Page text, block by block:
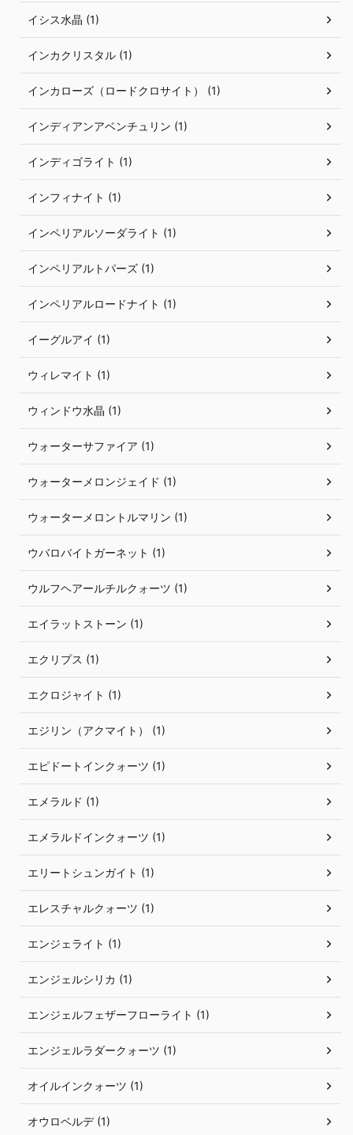
イシス水晶 (1)
インカクリスタル (1)
インカローズ（ロードクロサイト） (1)
インディアンアベンチュリン (1)
インディゴライト (1)
インフィナイト (1)
インペリアルソーダライト (1)
インペリアルトパーズ (1)
インペリアルロードナイト (1)
イーグルアイ (1)
ウィレマイト (1)
ウィンドウ水晶 (1)
ウォーターサファイア (1)
ウォーターメロンジェイド (1)
ウォーターメロントルマリン (1)
ウバロバイトガーネット (1)
ウルフヘアールチルクォーツ (1)
エイラットストーン (1)
エクリプス (1)
エクロジャイト (1)
エジリン（アクマイト） (1)
エピドートインクォーツ (1)
エメラルド (1)
エメラルドインクォーツ (1)
エリートシュンガイト (1)
エレスチャルクォーツ (1)
エンジェライト (1)
エンジェルシリカ (1)
エンジェルフェザーフローライト (1)
エンジェルラダークォーツ (1)
オイルインクォーツ (1)
オウロベルデ (1)